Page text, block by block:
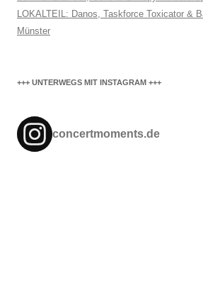
LOKALTEIL: Danos, Taskforce Toxicator &
Münster
+++ UNTERWEGS MIT INSTAGRAM +++
concertmoments.de